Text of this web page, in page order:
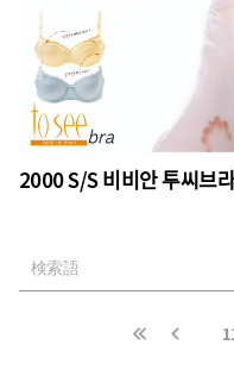
2000 S/S 비비안